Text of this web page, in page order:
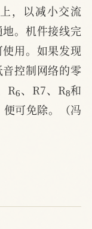
，以减小交流
。机件接线完
用。如果发现
控制网络的零
R6、R7、R8和
可免除。（冯